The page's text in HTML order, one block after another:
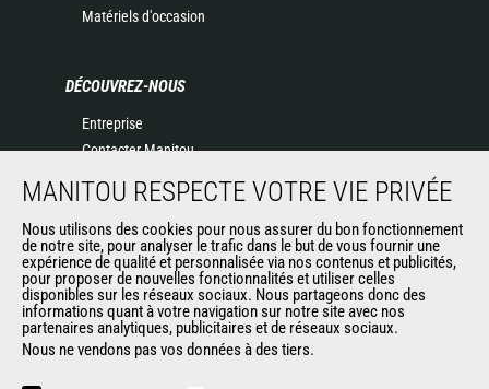
Matériels d'occasion
DÉCOUVREZ-NOUS
Entreprise
Contacter Manitou
Politique de protection des données
Evénements
Actualités
Historique
AUTRES SITES DU GROUPE
MANITOU RESPECTE VOTRE VIE PRIVÉE
Nous utilisons des cookies pour nous assurer du bon fonctionnement
de notre site, pour analyser le trafic dans le but de vous fournir une
expérience de qualité et personnalisée via nos contenus et publicités,
pour proposer de nouvelles fonctionnalités et utiliser celles
disponibles sur les réseaux sociaux. Nous partageons donc des
informations quant à votre navigation sur notre site avec nos
partenaires analytiques, publicitaires et de réseaux sociaux.
Nous ne vendons pas vos données à des tiers.